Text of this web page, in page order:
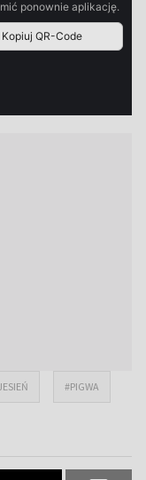
#PIGWA